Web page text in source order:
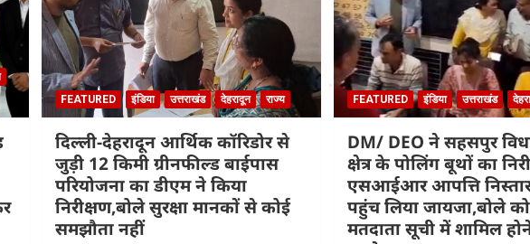
FEATURED इंडिया उत्तराखंड देहरादून राज्य
दिल्ली-देहरादून आर्थिक कॉरिडोर से
जुड़ी 12 किमी ग्रीनफील्ड बाईपास
परियोजना का डीएम ने किया
निरीक्षण,बोले सुरक्षा मानकों से कोई
समझौता नहीं
FEATURED इंडिया उत्तराखंड
DM/ DEO ने सहसपुर
क्षेत्र के पोलिंग बूथों का
एसआईआर आपत्ति
पहुंच लिया जायजा,बोले
मतदाता सूची में शामिल